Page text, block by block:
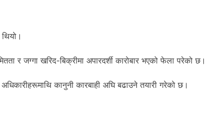
र जग्गा खरिद-बिक्रीमा अपारदर्शी कारोबार भएको फेला परेको छ।
कानुनी कारबाही अघि बढाउने तयारी गरेको छ।